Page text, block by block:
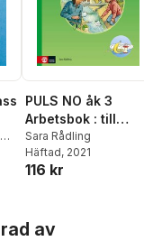
antal röster:
PULS NO åk 3
Arbetsbok : till
andra upplagan
Sara Rådling
Häftad, 2021
116 kr
av